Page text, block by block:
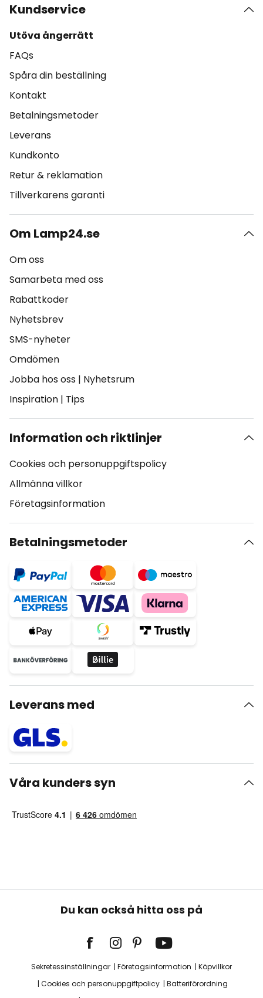
Kundservice
Utöva ångerrätt
FAQs
Spåra din beställning
Kontakt
Betalningsmetoder
Leverans
Kundkonto
Retur & reklamation
Tillverkarens garanti
Om Lamp24.se
Om oss
Samarbeta med oss
Rabattkoder
Nyhetsbrev
SMS-nyheter
Omdömen
Jobba hos oss | Nyhetsrum
Inspiration | Tips
Information och riktlinjer
Cookies och personuppgiftspolicy
Allmänna villkor
Företagsinformation
Betalningsmetoder
Leverans med
Våra kunders syn
Du kan också hitta oss på
Sekretessinställningar Företagsinformation
Köpvillkor
Cookies och personuppgiftpolicy
Batteriförordning